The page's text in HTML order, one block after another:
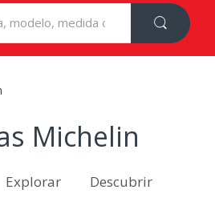
Michelin
Explorar Descubrir